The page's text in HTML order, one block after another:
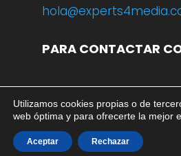
PARA CONTACTAR
© 2023 WEB
AVISO LEGAL|POLÍTICA DE PRIVACIDAD
Utilizamos cookies propias o de
web óptima y para ofrecerte la mejor
Aceptar Rechazar